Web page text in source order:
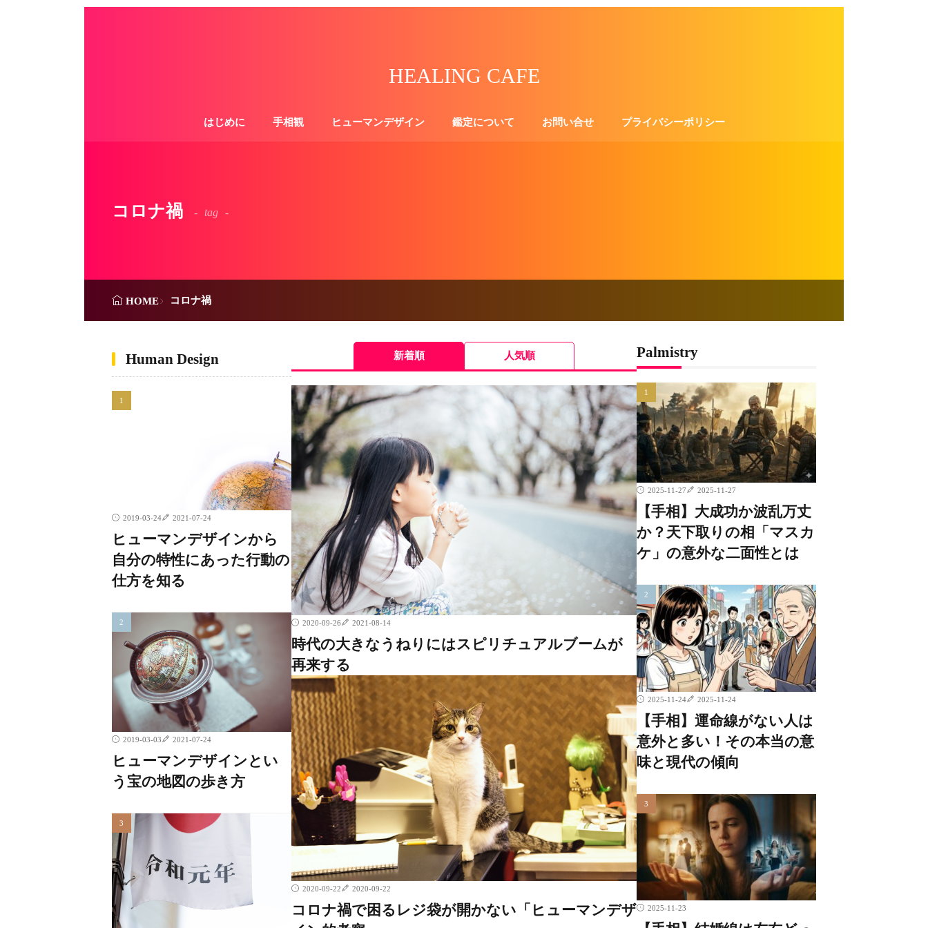
HEALING CAFE
はじめに 手相観 ヒューマンデザイン 鑑定について お問い合せ プライバシーポリシー
コロナ禍 tag
HOME コロナ禍
Human Design
2019-03-24 2021-07-24
ヒューマンデザインから
自分の特性にあった行動の
仕方を知る
2019-03-03 2021-07-24
ヒューマンデザインとい
う宝の地図の歩き方
新着順 人気順
2020-09-26 2021-08-14
時代の大きなうねりにはスピリチュアルブームが
再来する
2020-09-22 2020-09-22
コロナ禍で困るレジ袋が開かない「ヒューマンデザ
Palmistry
2025-11-27 2025-11-27
【手相】大成功か波乱万丈
か？天下取りの相「マスカ
ケ」の意外な二面性とは
2025-11-24 2025-11-24
【手相】運命線がない人は
意外と多い！その本当の意
味と現代の傾向
2025-11-23